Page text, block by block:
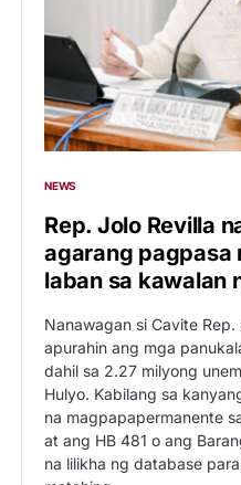
NEWS
Rep. Jolo Revilla
agarang pagpasa
laban sa kawalan
Nanawagan si Cavite Rep.
apurahin ang mga
dahil sa 2.27 milyong
Hulyo. Kabilang sa
na magpapapermanente
at ang HB 481 o ang
na lilikha ng database